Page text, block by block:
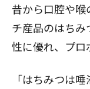
昔から口腔や
チ産品のはち
性に優れ、プロ
「はちみつは